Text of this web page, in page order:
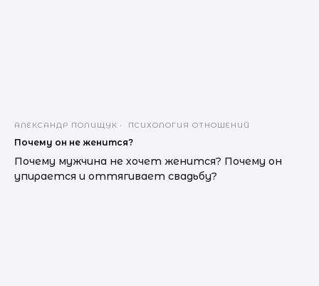
АЛЕКСАНДР ПОЛИЩУК ПСИХОЛОГИЯ ОТНОШЕНИЙ
Почему он не женится?
Почему мужчина не хочет женится? Почему он
упирается и оттягивает свадьбу?